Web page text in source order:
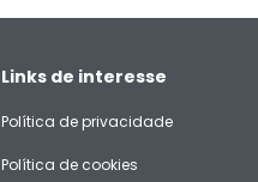
Links de interesse
Política de privacidade
Política de cookies